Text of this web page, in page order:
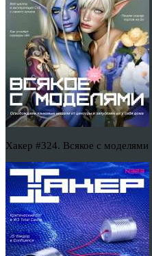
Хакер #324. Всякое с моделями